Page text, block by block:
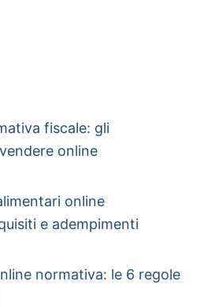
fiscale: gli
online
online
e adempimenti
normativa: le 6 regole